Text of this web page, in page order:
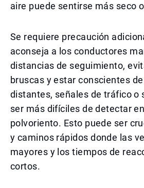
aire puede sentirse más seco
Se requiere precaución
aconseja a los conductores
distancias de seguimiento,
bruscas y estar conscientes
distantes, señales de tráfico o
ser más difíciles de detectar
polvoriento. Esto puede ser
y caminos rápidos donde las
mayores y los tiempos de
cortos.